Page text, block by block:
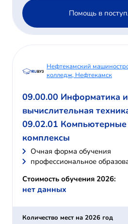
Помощь в
Нефтекамский
колледж, Нефтекамск
09.00.00 Информатика и
вычислительная
09.02.01 Компьютерные
комплексы
Очная форма обучения
профессиональное
Стоимость обучения 2026:
нет данных
Количество мест на 2026 год